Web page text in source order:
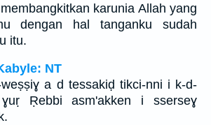
karunia Allah yang
dengan hal tanganku sudah
itu.
NT
a d tessakiḍ tikci-nni i k-d-
Ṛebbi asm'akken i sserseɣ